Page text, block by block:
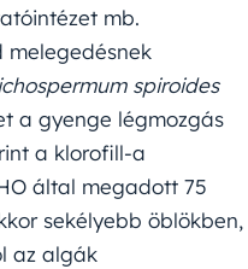
mb.
melegedésnek
spiroides
a gyenge légmozgás
a klorofill-a
által megadott 75
sekélyebb öblökben,
az algák